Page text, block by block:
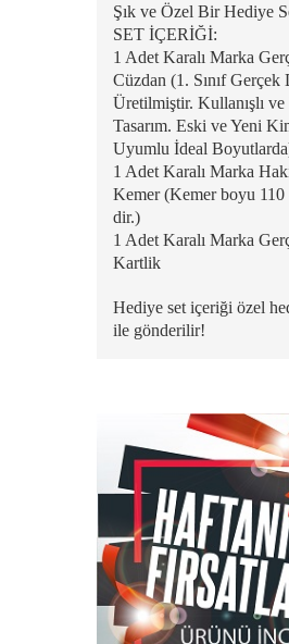
Şık ve Özel Bir Hediye
SET İÇERİĞİ:
1 Adet Karalı Marka
Cüzdan (1. Sınıf Gerçek
Üretilmiştir. Kullanışlı
Tasarım. Eski ve Yeni
Uyumlu İdeal
1 Adet Karalı Marka
Kemer (Kemer boyu 110
dir.)
1 Adet Karalı Marka
Kartlik
Hediye set içeriği özel
ile gönderilir!